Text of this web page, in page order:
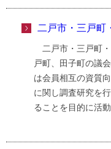
二戸市・三戸町
二戸市・三戸町
戸町、田子町の議
は会員相互の資質
に関し調査研究を
ることを目的に活